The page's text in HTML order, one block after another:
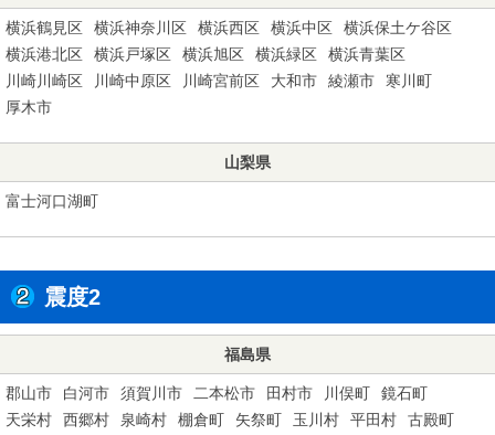
横浜鶴見区 横浜神奈川区 横浜西区 横浜中区
横浜保土ケ谷区
横浜港北区
横浜戸塚区 横浜旭区 横浜緑区
横浜青葉区
川崎川崎区
川崎中原区 川崎宮前区 大和市 綾瀬市
寒川町
厚木市
山梨県
富士河口湖町
震度2
福島県
郡山市 白河市 須賀川市 二本松市 田村市 川俣町
鏡石町
天栄村
西郷村 泉崎村 棚倉町 矢祭町 玉川村 平田村 古殿町